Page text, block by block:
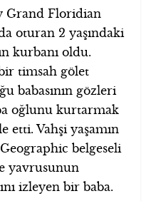
Grand Floridian
oturan 2 yaşındaki
kurbanı oldu.
timsah gölet
babasının gözleri
oğlunu kurtarmak
etti. Vahşi yaşamın
belgeseli
yavrusunun
izleyen bir baba.